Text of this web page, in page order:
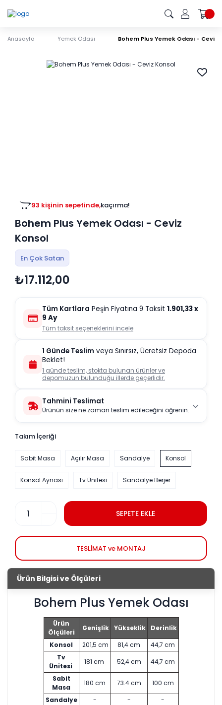
Anasayfa Yemek Odası Bohem Plus Yemek Odası - Ceviz
93 kişinin sepetinde,kaçırma!
Bohem Plus Yemek Odası - Ceviz
Konsol
En Çok Satan
₺17.112,00
Tüm Kartlara Peşin Fiyatına 9 Taksit 1.901,33x
9 Ay
Tüm taksit seçeneklerini incele
1 Günde Teslim veya Sınırsız, Ücretsiz Depoda
Beklet!
1 günde teslim, stokta bulunan ürünler ve
depomuzun bulunduğu illerde geçerlidir.
Tahmini Teslimat
Ürünün size ne zaman teslim edileceğini öğrenin.
Takım İçeriği
Sabit Masa Açılır Masa Sandalye Konsol
Konsol Aynası Tv Ünitesi Sandalye Berjer
SEPETE EKLE
TESLİMAT ve MONTAJ
Ürün Bilgisi ve Ölçüleri
Bohem Plus Yemek Odası
Ürün
Ölçüleri
Genişlik Yükseklik
Derinlik
Konsol
201,5 cm 81,4 cm
44,7 cm
Tv
Ünitesi
181 cm 52,4 cm
44,7 cm
Sabit
Masa
180 cm 73.4 cm
100 cm
Sandalye
- - -